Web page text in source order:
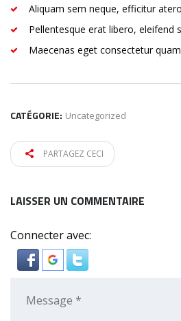
Aliquam sem neque, efficitur
Pellentesque erat libero, eleifend
Maecenas eget consectetur
CATÉGORIE: Uncategorized
PARTAGEZ CECI
LAISSER UN COMMENTAIRE
Connecter avec: